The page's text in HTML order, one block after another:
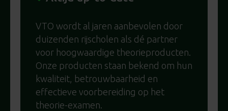
VTO wordt al jaren aanbevolen door
duizenden rijscholen als dé partner
voor hoogwaardige theorieproducten.
Onze producten staan bekend om hun
kwaliteit, betrouwbaarheid en
effectieve voorbereiding op het
theorie-examen.